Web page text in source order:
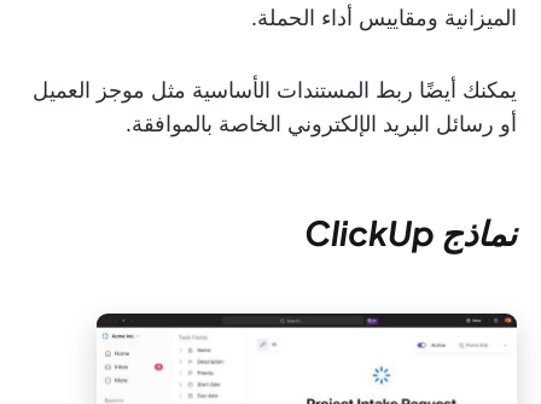
الميزانية ومقاييس أداء الحملة.
يمكنك أيضًا ربط المستندات الأساسية مثل موجز العميل
أو رسائل البريد الإلكتروني الخاصة بالموافقة.
نماذج ClickUp